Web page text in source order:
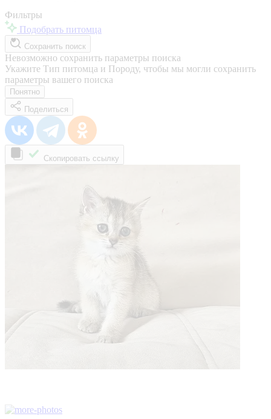
Фильтры
Подобрать питомца
Сохранить поиск
Невозможно сохранить параметры поиска
Укажите Тип питомца и Породу, чтобы мы могли сохранить
параметры вашего поиска
Понятно
Поделиться
Скопировать ссылку